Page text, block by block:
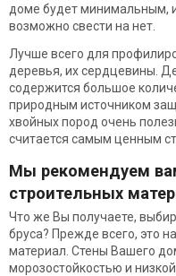
доме будет минимальным,
возможно свести на нет.
Лучше всего для
деревья, их сердцевины.
содержится большое
природным источником
хвойных пород очень
считается самым ценным
Мы рекомендуем
строительных
Что же Вы получаете,
бруса? Прежде всего, это
материал. Стены Вашего
морозостойкостью и